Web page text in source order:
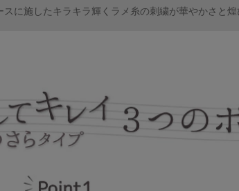
に施したキラキラ輝くラメ糸の刺繍が華やかさと煌